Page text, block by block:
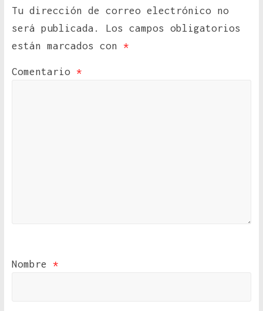
Tu dirección de correo electrónico no
será publicada.
Los campos obligatorios
están marcados con *
Comentario *
Nombre *